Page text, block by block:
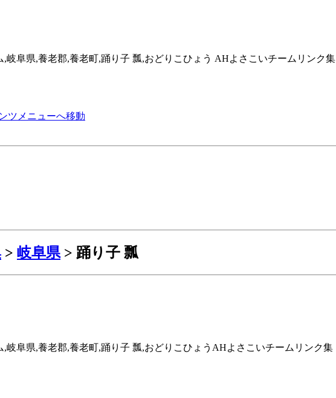
,岐阜県,養老郡,養老町,踊り子 瓢,おどりこひょう AHよさこいチームリンク集
ツメニューへ移動
> 岐阜県> 踊り子 瓢
,岐阜県,養老郡,養老町,踊り子 瓢,おどりこひょうAHよさこいチームリンク集